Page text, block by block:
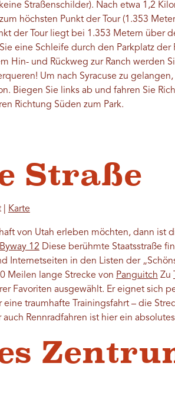
Straßenschilder). Nach etwa 1,2
höchsten Punkt der Tour (1.353
der Tour liegt bei 1.353 Metern über
eine Schleife durch den Parkplatz der
Hin- und Rückweg zur Ranch werden
Um nach Syracuse zu
Biegen Sie links ab und fahren Sie
Richtung Süden zum Park.
Straße
Karte
von Utah erleben möchten, dann ist
12 Diese berühmte Staatsstraße
Internetseiten in den Listen der
Meilen lange Strecke von Panguitch Zu
Favoriten ausgewählt. Er eignet sich
traumhafte Trainingsfahrt – die
Rennradfahren ist hier ein